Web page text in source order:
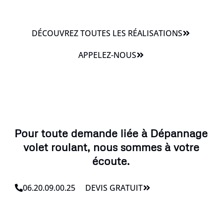
DÉCOUVREZ TOUTES LES RÉALISATIONS
APPELEZ-NOUS
Pour toute demande liée à Dépannage
volet roulant, nous sommes à votre
écoute.
06.20.09.00.25 DEVIS GRATUIT